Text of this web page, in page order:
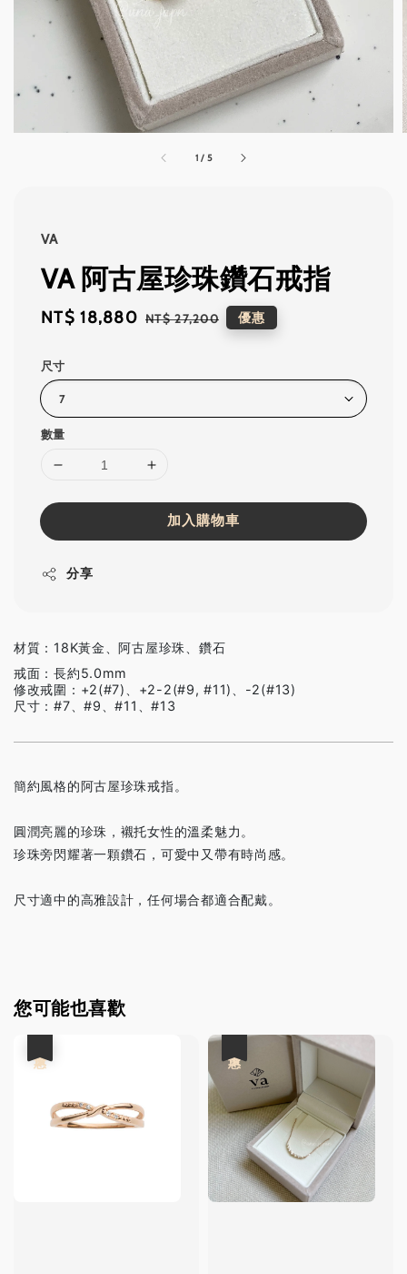
1 / 5
VA
VA 阿古屋珍珠鑽石戒指
Sale
NT$ 18,880 Regular
NT$ 27,200 優惠
尺寸
數量
加入購物車
分享
材質：18K黃金、阿古屋珍珠、鑽石
戒面：長約5.0mm
修改戒圍：+2(#7)、+2-2(#9, #11)、-2(#13)
尺寸：#7、#9、#11、#13
簡約風格的阿古屋珍珠戒指。
圓潤亮麗的珍珠，襯托女性的溫柔魅力。
珍珠旁閃耀著一顆鑽石，可愛中又帶有時尚感。
尺寸適中的高雅設計，任何場合都適合配戴。
您可能也喜歡